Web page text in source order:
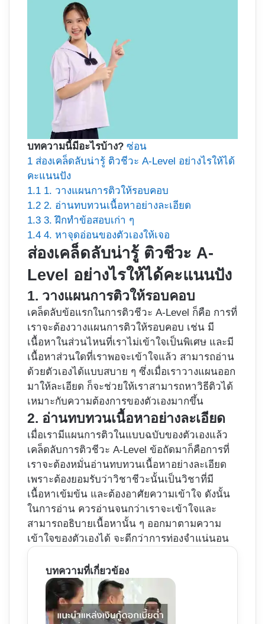
บทความนี้มีอะไรบ้าง? ซ่อน
1 ส่องเคล็ดลับน่ารู้ ติวชีวะ A-Level อย่างไรให้ได้
คะแนนปัง
1.1 1. วางแผนการติวให้รอบคอบ
1.2 2. อ่านทบทวนเนื้อหาอย่างละเอียด
1.3 3. ฝึกทำข้อสอบเก่า ๆ
1.4 4. หาจุดอ่อนของตัวเองให้เจอ
ส่องเคล็ดลับน่ารู้ ติวชีวะ A-
Level อย่างไรให้ได้คะแนนปัง
1. วางแผนการติวให้รอบคอบ
เคล็ดลับข้อแรกในการติวชีวะ A-Level ก็คือ การที่
เราจะต้องวางแผนการติวให้รอบคอบ เช่น มี
เนื้อหาในส่วนไหนที่เราไม่เข้าใจเป็นพิเศษ และมี
เนื้อหาส่วนใดที่เราพอจะเข้าใจแล้ว สามารถอ่าน
ด้วยตัวเองได้แบบสบาย ๆ ซึ่งเมื่อเราวางแผนออก
มาให้ละเอียด ก็จะช่วยให้เราสามารถหาวิธีติวได้
เหมาะกับความต้องการของตัวเองมากขึ้น
2. อ่านทบทวนเนื้อหาอย่างละเอียด
เมื่อเรามีแผนการติวในแบบฉบับของตัวเองแล้ว
เคล็ดลับการติวชีวะ A-Level ข้อถัดมาก็คือการที่
เราจะต้องหมั่นอ่านทบทวนเนื้อหาอย่างละเอียด
เพราะต้องยอมรับว่าวิชาชีวะนั้นเป็นวิชาที่มี
เนื้อหาเข้มข้น และต้องอาศัยความเข้าใจ ดังนั้น
ในการอ่าน ควรอ่านจนกว่าเราจะเข้าใจและ
สามารถอธิบายเนื้อหานั้น ๆ ออกมาตามความ
เข้าใจของตัวเองได้ จะดีกว่าการท่องจำแน่นอน
บทความที่เกี่ยวข้อง